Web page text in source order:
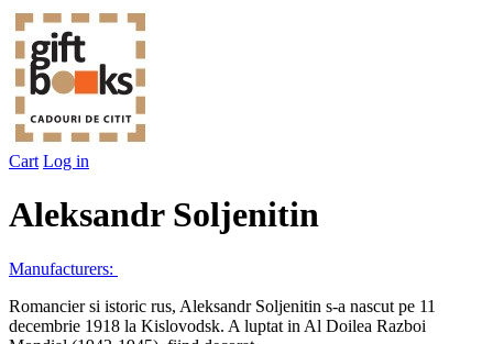
Cart Log in
Aleksandr Soljenitin
Manufacturers:
Romancier si istoric rus, Aleksandr Soljenitin s-a nascut pe 11
decembrie 1918 la Kislovodsk. A luptat in Al Doilea Razboi